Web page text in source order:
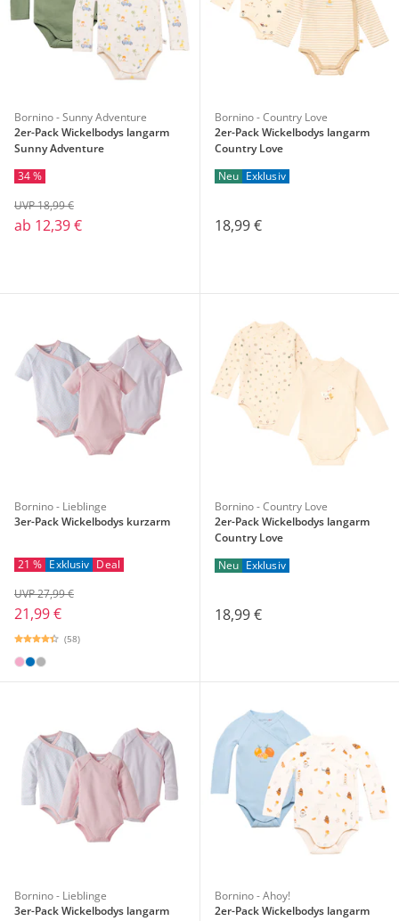
Bornino - Sunny Adventure
2er-Pack Wickelbodys langarm
Sunny Adventure
34 %
ab 12,39 €
UVP 18,99 €
Bornino - Country Love
2er-Pack Wickelbodys langarm
Country Love
Neu Exklusiv
18,99 €
Bornino - Lieblinge
3er-Pack Wickelbodys kurzarm
21 % Exklusiv Deal
21,99 €
UVP 27,99 €
(58)
Bornino - Country Love
2er-Pack Wickelbodys langarm
Country Love
Neu Exklusiv
18,99 €
Bornino - Lieblinge
3er-Pack Wickelbodys langarm
Bornino - Ahoy!
2er-Pack Wickelbodys langarm